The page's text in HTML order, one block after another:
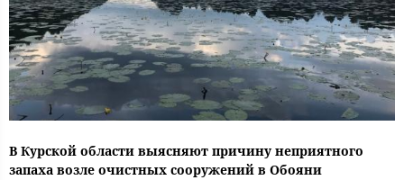
В Курской области выясняют причину неприятного
запаха возле очистных сооружений в Обояни